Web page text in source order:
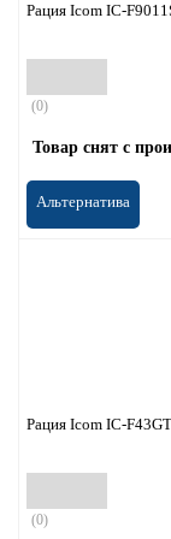
Рация Icom IC-
(0)
Товар снят с
Альтернатива
Рация Icom IC-F43GT
(0)